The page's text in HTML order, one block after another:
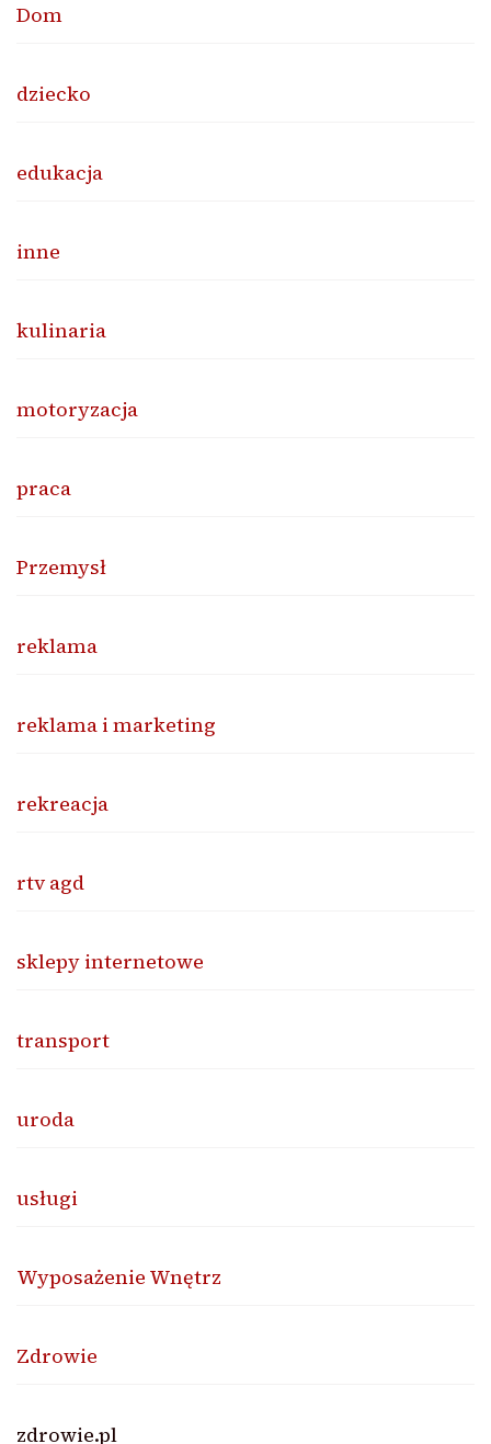
Dom
dziecko
edukacja
inne
kulinaria
motoryzacja
praca
Przemysł
reklama
reklama i marketing
rekreacja
rtv agd
sklepy internetowe
transport
uroda
usługi
Wyposażenie Wnętrz
Zdrowie
zdrowie.pl